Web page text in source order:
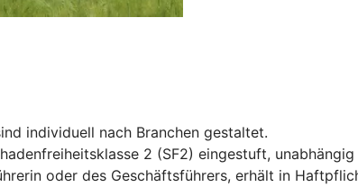
individuell nach Branchen gestaltet.
2 (SF2) eingestuft,
oder des Geschäftsführers, erhält in